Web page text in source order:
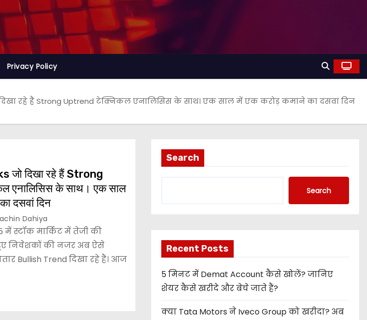
Privacy Policy
दिखा रहे हैं Strong Uptrend टेक्निकल एनालिसिस के साथ। एक साल में एक करोड़ कमाने का दसवां दिन
जो दिखा रहे हैं Strong
एनालिसिस के साथ। एक साल
दसवां दिन
Dahiya
में स्टॉक मार्किट में तेजी की
निवेशकों की नजर अब ऐसे
Bullish Trend दिखा रहे हैं। आज
Search
Search
Recent Posts
5 मिनट में Demat Account कैसे खोलें? जानिए
शेयर कैसे खरीदे और बेचे जाते हैं?
क्या Tata Motors ने Iveco Group को खरीदा? अब